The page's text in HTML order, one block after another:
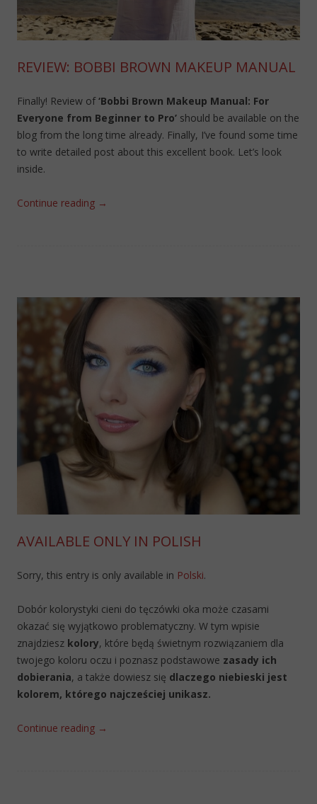
REVIEW: BOBBI BROWN MAKEUP MANUAL
Finally! Review of‘Bobbi Brown Makeup Manual: For
Everyone from Beginner to Pro’ should be available on the
blog from the long time already. Finally, I’ve found some time
to write detailed post about this excellent book. Let’s look
inside.
Continue reading →
AVAILABLE ONLY IN POLISH
Sorry, this entry is only available in Polski.
Dobór kolorystyki cieni do tęczówki oka może czasami
okazać się wyjątkowo problematyczny. W tym wpisie
znajdziesz kolory, które będą świetnym rozwiązaniem dla
twojego koloru oczu i poznasz podstawowe zasady ich
dobierania, a także dowiesz się dlaczego niebieski jest
kolorem, którego najcześciej unikasz.
Continue reading →